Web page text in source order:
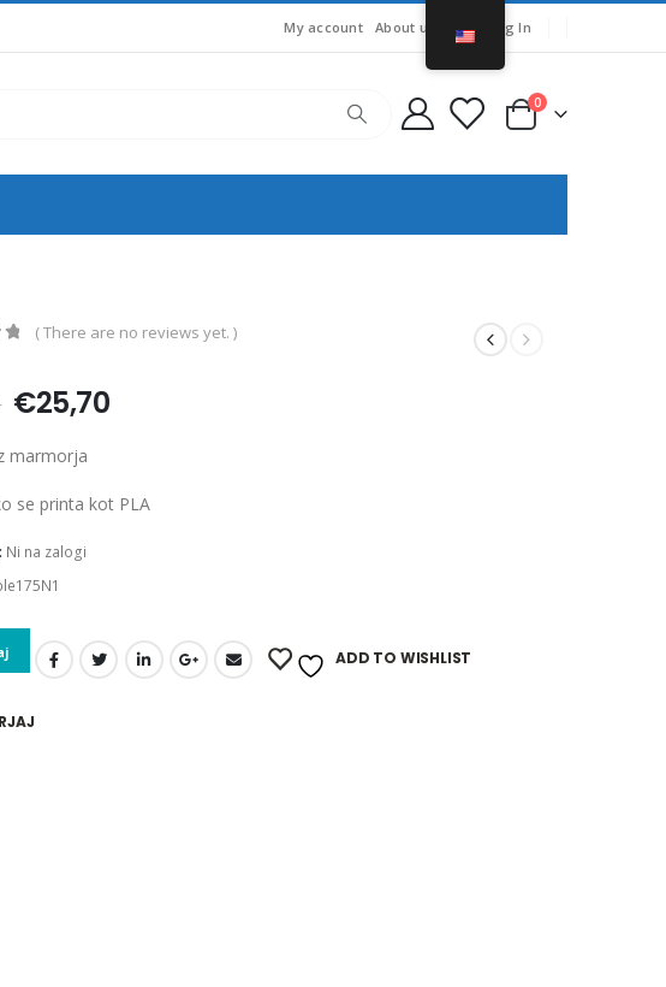
My account About us Cart Log In
0
( There are no reviews yet. )
Original
price
was:
€32,13.
€25,70Current
€25,70.
marmorja
se printa kot PLA
Ni na zalogi
ADD TO WISHLIST